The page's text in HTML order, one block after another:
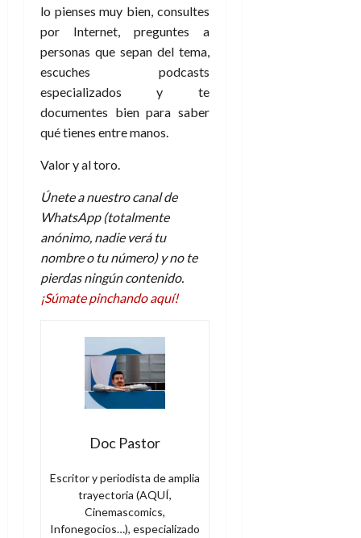
lo pienses muy bien, consultes
por Internet, preguntes a
personas que sepan del tema,
escuches podcasts
especializados y te
documentes bien para saber
qué tienes entre manos.
Valor y al toro.
Únete a nuestro canal de
WhatsApp (totalmente
anónimo, nadie verá tu
nombre o tu número) y no te
pierdas ningún contenido.
¡Súmate pinchando aquí!
Doc Pastor
Escritor y periodista de amplia
trayectoria (AQUÍ,
Cinemascomics,
Infonegocios…), especializado